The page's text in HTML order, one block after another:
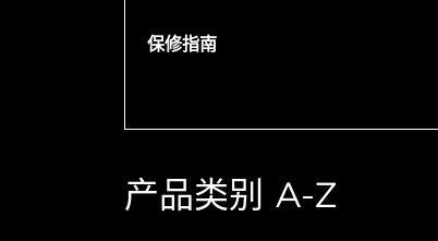
保修指南
产品类别 A-Z